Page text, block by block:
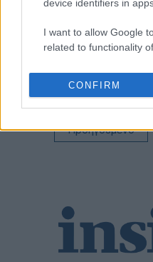
device identifiers in
I want to allow Google
related to functionality
I want to allow Google
related to
related to security,
CONFIRM
Προηγούμενο